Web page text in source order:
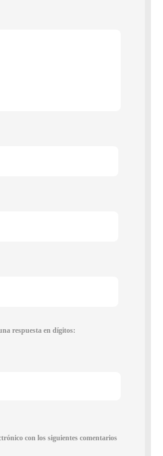
respuesta en dígitos:
con los siguientes comentarios